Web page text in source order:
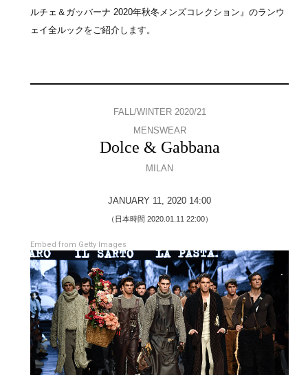
ルチェ＆ガッバーナ 2020年秋冬メンズコレクション』のランウ
ェイ全ルックをご紹介します。
FALL/WINTER 2020/21
MENSWEAR
Dolce & Gabbana
MILAN
JANUARY 11, 2020 14:00
（日本時間 2020.01.11 22:00）
Embed from Getty Images